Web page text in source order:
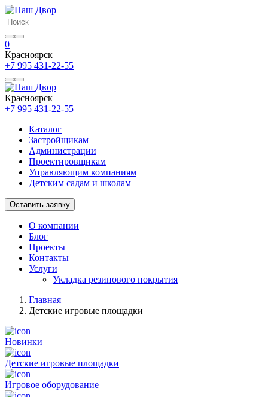
0
Красноярск
+7 995 431-22-55
Красноярск
+7 995 431-22-55
Каталог
Застройщикам
Администрации
Проектировщикам
Управляющим компаниям
Детским садам и школам
Оставить заявку
О компании
Блог
Проекты
Контакты
Услуги
Укладка резинового покрытия
Главная
Детские игровые площадки
Новинки
Детские игровые площадки
Игровое оборудование